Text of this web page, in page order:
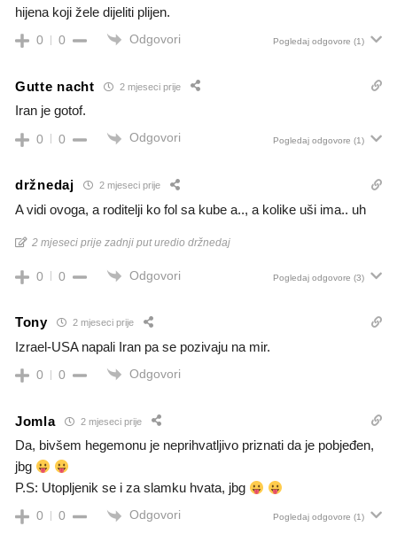
hijena koji žele dijeliti plijen.
0 0 Odgovori Pogledaj odgovore (1)
Gutte nacht 2 mjeseci prije
Iran je gotof.
0 0 Odgovori Pogledaj odgovore (1)
držnedaj 2 mjeseci prije
A vidi ovoga, a roditelji ko fol sa kube a.., a kolike uši ima.. uh
2 mjeseci prije zadnji put uredio držnedaj
0 0 Odgovori Pogledaj odgovore (3)
Tony 2 mjeseci prije
Izrael-USA napali Iran pa se pozivaju na mir.
0 0 Odgovori
Jomla 2 mjeseci prije
Da, bivšem hegemonu je neprihvatljivo priznati da je pobjeđen,
jbg
P.S: Utopljenik se i za slamku hvata, jbg
0 0 Odgovori Pogledaj odgovore (1)